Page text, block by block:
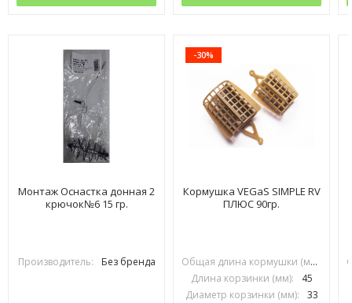
Монтаж Оснастка донная 2
крючок№6 15 гр.
Производитель: Без бренда
-30%
Кормушка VEGaS SIMPLE RV
ПЛЮС 90гр.
Общая длина кормушки (мм):
Длина корзинки (мм):
45
Диаметр корзинки (мм):
33